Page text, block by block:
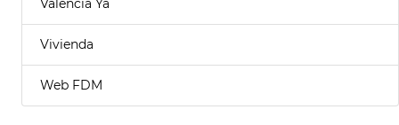
Vivienda
Web FDM